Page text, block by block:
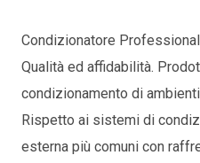
Condizionatore
Qualità ed affidabilità. P
condizionamento di
Rispetto ai sistemi di
esterna più comuni con